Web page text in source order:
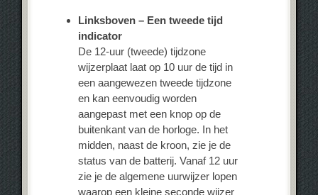
Linksboven – Een tweede tijd
indicator
De 12-uur (tweede) tijdzone
wijzerplaat laat op 10 uur de tijd in
een aangewezen tweede tijdzone
en kan eenvoudig worden
aangepast met een knop op de
buitenkant van de horloge. In het
midden, naast de kroon, zie je de
status van de batterij. Vanaf 12 uur
zie je de algemene uurwijzer lopen
waarop een kleine seconde wijzer